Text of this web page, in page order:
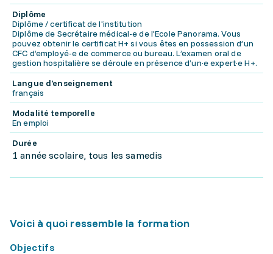
Diplôme
Diplôme / certificat de l'institution
Diplôme de Secrétaire médical-e de l'Ecole Panorama. Vous
pouvez obtenir le certificat H+ si vous êtes en possession d’un
CFC d’employé-e de commerce ou bureau. L’examen oral de
gestion hospitalière se déroule en présence d’un·e expert·e H+.
Langue d'enseignement
français
Modalité temporelle
En emploi
Durée
1 année scolaire, tous les samedis
Voici à quoi ressemble la formation
Objectifs